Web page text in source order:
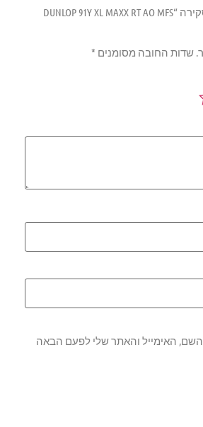
היה הראשון לכתוב סקירה “DUNLOP 91Y XL MAXX RT AO MFS
שדות החובה מסומנים*
האימייל והאתר שלי לפעם הבאה